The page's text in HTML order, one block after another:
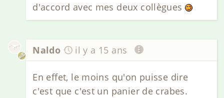
d'accord avec mes deux collègues
Naldo il y a 15 ans
En effet, le moins qu'on puisse dire
c'est que c'est un panier de crabes.